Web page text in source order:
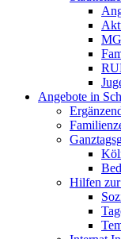
Angebote in
Hilfen